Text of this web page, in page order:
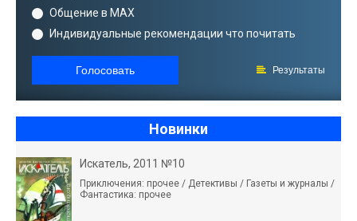
Общение в MAX
Индивидуальные рекомендации что почитать
Голосовать Результаты
Новинки
Искатель, 2011 №10
Приключения: прочее / Детективы / Газеты и журналы /
Фантастика: прочее